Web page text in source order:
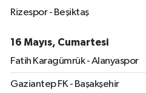
Rizespor - Beşiktaş
16 Mayıs, Cumartesi
Fatih Karagümrük - Alanyaspor
Gaziantep FK - Başakşehir